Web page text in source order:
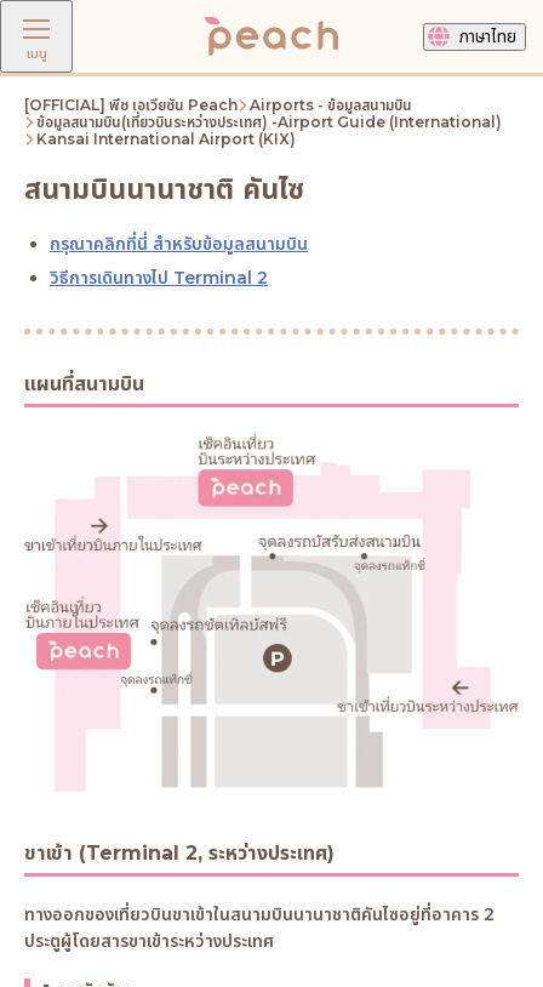
เมนู
ภาษาไทย
[OFFICIAL] พีช เอเวียชัน Peach
Airports - ข้อมูลสนามบิน
ข้อมูลสนามบิน(เที่ยวบินระหว่างประเทศ) -Airport Guide (International)
Kansai International Airport (KIX)
สนามบินนานาชาติ คันไซ
กรุณาคลิกที่นี่ สำหรับข้อมูลสนามบิน
วิธีการเดินทางไป Terminal 2
แผนที่สนามบิน
ขาเข้า (Terminal 2, ระหว่างประเทศ)
ทางออกของเที่ยวบินขาเข้าในสนามบินนานาชาติคันไซอยู่ที่อาคาร 2
ประตูผู้โดยสารขาเข้าระหว่างประเทศ